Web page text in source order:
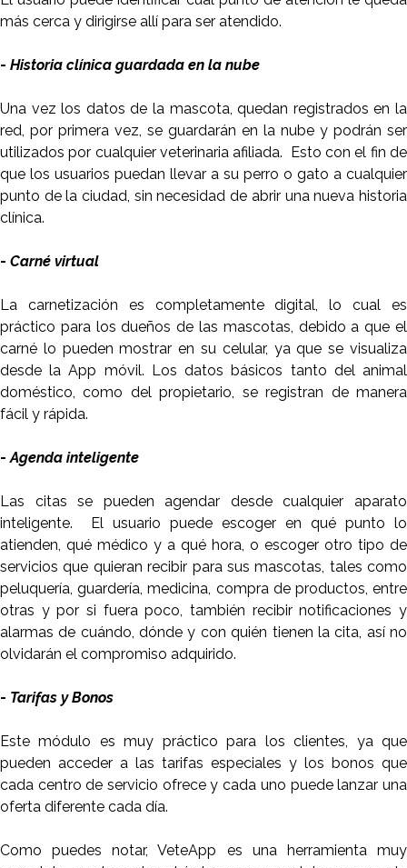
más cerca y dirigirse allí para ser atendido.
- Historia clínica guardada en la nube
Una vez los datos de la mascota, quedan registrados en la
red, por primera vez, se guardarán en la nube y podrán ser
utilizados por cualquier veterinaria afiliada. Esto con el fin de
que los usuarios puedan llevar a su perro o gato a cualquier
punto de la ciudad, sin necesidad de abrir una nueva historia
clínica.
- Carné virtual
La carnetización es completamente digital, lo cual es
práctico para los dueños de las mascotas, debido a que el
carné lo pueden mostrar en su celular, ya que se visualiza
desde la App móvil. Los datos básicos tanto del animal
doméstico, como del propietario, se registran de manera
fácil y rápida.
-Agenda inteligente
Las citas se pueden agendar desde cualquier aparato
inteligente. El usuario puede escoger en qué punto lo
atienden, qué médico y a qué hora, o escoger otro tipo de
servicios que quieran recibir para sus mascotas, tales como
peluquería, guardería, medicina, compra de productos, entre
otras y por si fuera poco, también recibir notificaciones y
alarmas de cuándo, dónde y con quién tienen la cita, así no
olvidarán el compromiso adquirido.
- Tarifas y Bonos
Este módulo es muy práctico para los clientes, ya que
pueden acceder a las tarifas especiales y los bonos que
cada centro de servicio ofrece y cada uno puede lanzar una
oferta diferente cada día.
Como puedes notar, VeteApp es una herramienta muy